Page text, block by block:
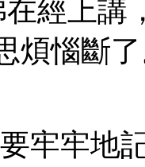
經上講
煩惱斷
牢地記